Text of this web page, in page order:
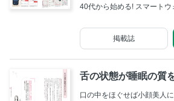
40代から始める! スマート
掲載誌
舌の状態が睡眠の質
口の中をほぐせば小顔美人